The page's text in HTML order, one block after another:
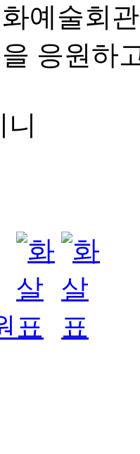
예술회
응원하